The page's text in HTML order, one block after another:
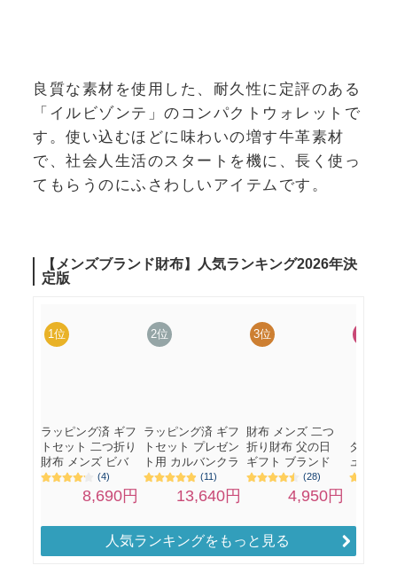
良質な素材を使用した、耐久性に定評のある
「イルビゾンテ」のコンパクトウォレットで
す。使い込むほどに味わいの増す牛革素材
で、社会人生活のスタートを機に、長く使っ
てもらうのにふさわしいアイテムです。
人気ランキングをもっと見る